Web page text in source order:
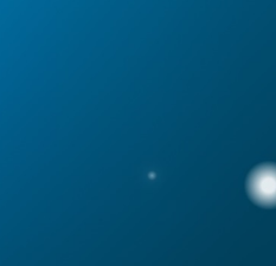
01:29 : "Dann werden die